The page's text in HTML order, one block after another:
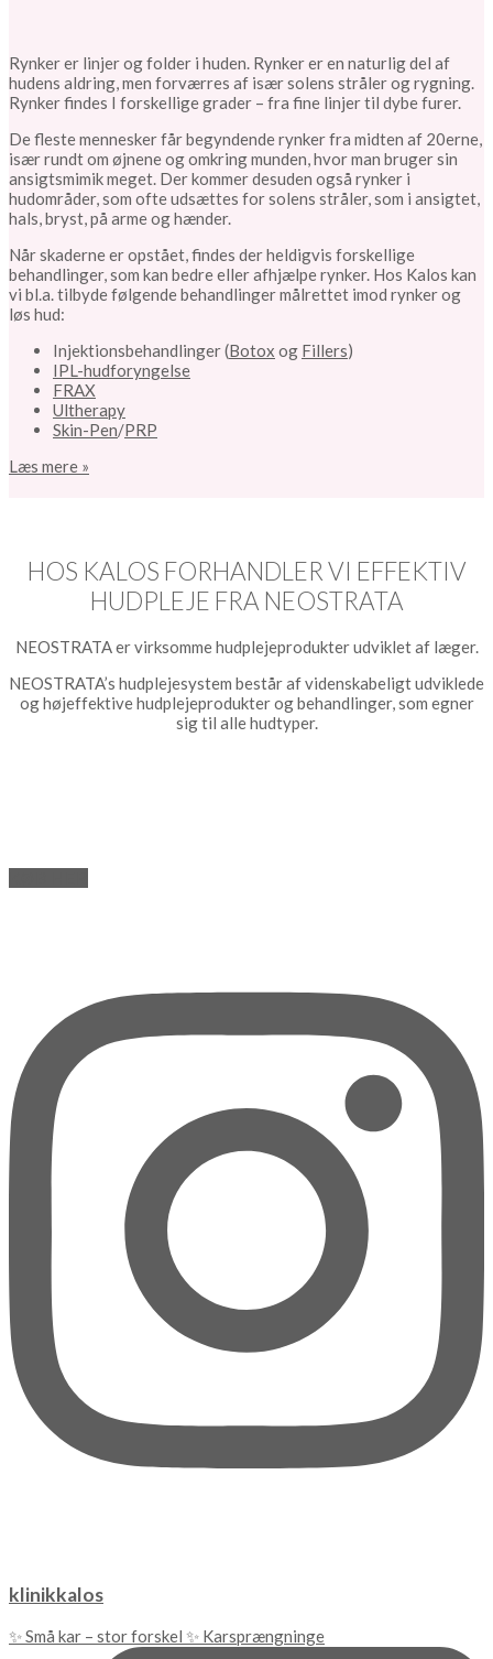
Rynker er linjer og folder i huden. Rynker er en naturlig del af
hudens aldring, men forværres af især solens stråler og rygning.
Rynker findes I forskellige grader – fra fine linjer til dybe furer.
De fleste mennesker får begyndende rynker fra midten af 20erne,
især rundt om øjnene og omkring munden, hvor man bruger sin
ansigtsmimik meget. Der kommer desuden også rynker i
hudområder, som ofte udsættes for solens stråler, som i ansigtet,
hals, bryst, på arme og hænder.
Når skaderne er opstået, findes der heldigvis forskellige
behandlinger, som kan bedre eller afhjælpe rynker. Hos Kalos kan
vi bl.a. tilbyde følgende behandlinger målrettet imod rynker og
løs hud:
Injektionsbehandlinger (Botox og Fillers)
IPL-hudforyngelse
FRAX
Ultherapy
Skin-Pen/PRP
Læs mere »
HOS KALOS FORHANDLER VI EFFEKTIV
HUDPLEJE FRA NEOSTRATA
NEOSTRATA er virksomme hudplejeprodukter udviklet af læger.
NEOSTRATA’s hudplejesystem består af videnskabeligt udviklede
og højeffektive hudplejeprodukter og behandlinger, som egner
sig til alle hudtyper.
klinikkalos
✨ Små kar – stor forskel ✨ Karsprængninge